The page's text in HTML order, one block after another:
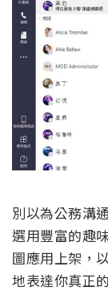
別以為公務溝
選用豐富的趣
圖應用上架，
地表達你真正